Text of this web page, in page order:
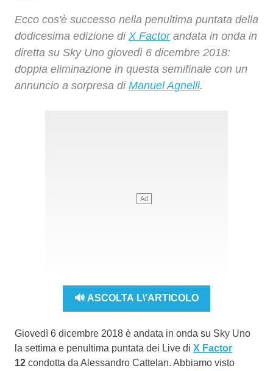
Ecco cos'è successo nella penultima puntata della
dodicesima edizione di X Factorandata in onda in
diretta su Sky Uno giovedì 6 dicembre 2018:
doppia eliminazione in questa semifinale con un
annuncio a sorpresa di Manuel Agnelli.
🔊 ASCOLTA L\'ARTICOLO
Giovedì 6 dicembre 2018 è andata in onda su Sky Uno
la settima e penultima puntata dei Live di X Factor
12 condotta da Alessandro Cattelan. Abbiamo visto